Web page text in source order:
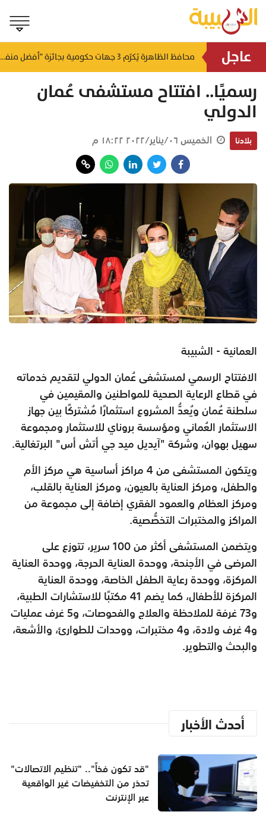
عاجل
منذ ١٩ ساعة منذ ١٩ ساعة محافظ الظاهرة يُكرّم 3 جهات حكومية بجائزة "أفضل منفذ تقديم خدمة" لعام 2025
رسميًا.. افتتاح مستشفى عُمان
الدولي
بلادنا الخميس ٠٦/يناير/٢٠٢٢ ١٨:٢٢ م
العمانية - الشبيبة
الافتتاح الرسمي لمستشفى عُمان الدولي لتقديم خدماته
في قطاع الرعاية الصحية للمواطنين والمقيمين في
سلطنة عُمان ويُعدُّ المشروع استثمارًا مُشتركًا بين جهاز
الاستثمار العُماني ومؤسسة بروناي للاستثمار ومجموعة
سهيل بهوان، وشركة "آيديل ميد جي أتش أس" البرتغالية.
ويتكون المستشفى من 4 مراكز أساسية هي مركز الأم
والطفل، ومركز العناية بالعيون، ومركز العناية بالقلب،
ومركز العظام والعمود الفقري إضافة إلى مجموعة من
المراكز والمختبرات التخصُّصية.
ويتضمن المستشفى أكثر من 100 سرير، تتوزع على
المرضى في الأجنحة، ووحدة العناية الحرجة، ووحدة العناية
المركزة، ووحدة رعاية الطفل الخاصة، ووحدة العناية
المركزة للأطفال، كما يضم 41 مكتبًا للاستشارات الطبية،
و73 غرفة للملاحظة والعلاج والفحوصات، و5 غرف عمليات
و4 غرف ولادة، و4 مختبرات، ووحدات للطوارئ، والأشعة،
والبحث والتطوير.
أحدث الأخبار
"قد تكون فخاً".. "تنظيم الاتصالات"
تحذر من التخفيضات غير الواقعية
عبر الإنترنت